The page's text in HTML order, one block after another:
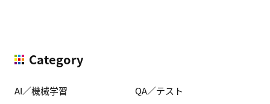
Category
AI／機械学習 QA／テスト